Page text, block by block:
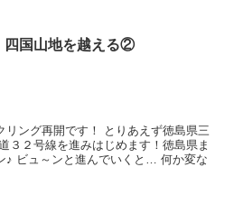
四国山地を越える②
リング再開です！ とりあえず徳島県三
３２号線を進みはじめます！ ​ 徳島県ま
♪ ビュ～ンと進んでいくと… 何か変な